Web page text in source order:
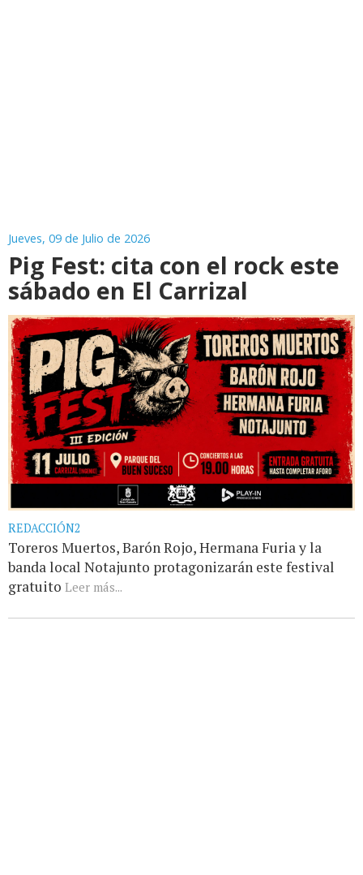
Jueves, 09 de Julio de 2026
Pig Fest: cita con el rock este
sábado en El Carrizal
REDACCIÓN2
Toreros Muertos, Barón Rojo, Hermana Furia y la
banda local Notajunto protagonizarán este festival
gratuito Leer más...